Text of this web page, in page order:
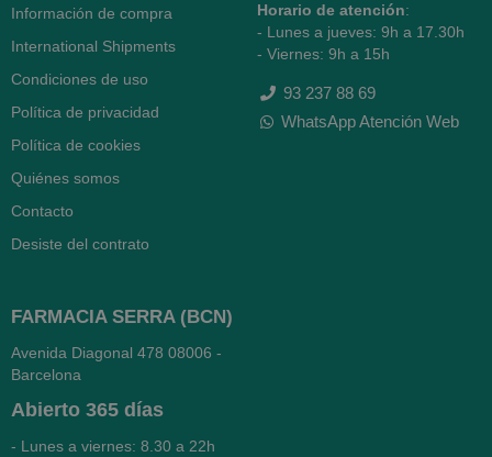
Información de compra
International Shipments
Condiciones de uso
Política de privacidad
Política de cookies
Quiénes somos
Contacto
Desiste del contrato
Horario de atención:
- Lunes a jueves: 9h a 17.30h
- Viernes: 9h a 15h
93 237 88 69
WhatsApp Atención Web
FARMACIA SERRA (BCN)
Avenida Diagonal 478 08006 -
Barcelona
Abierto 365 días
- Lunes a viernes: 8.30 a 22h